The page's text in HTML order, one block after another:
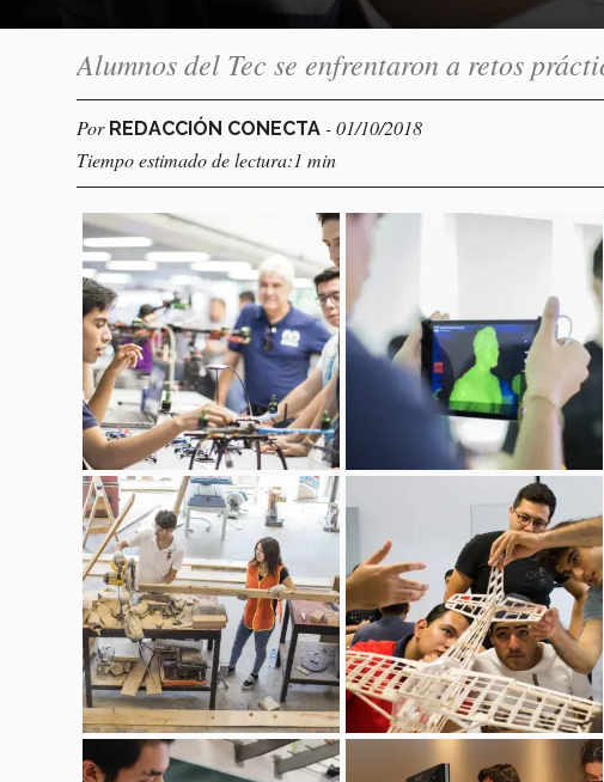
Alumnos del Tec se enfrentaron a retos
Por REDACCIÓN CONECTA - 01/10/2018
Tiempo estimado de lectura:1 min